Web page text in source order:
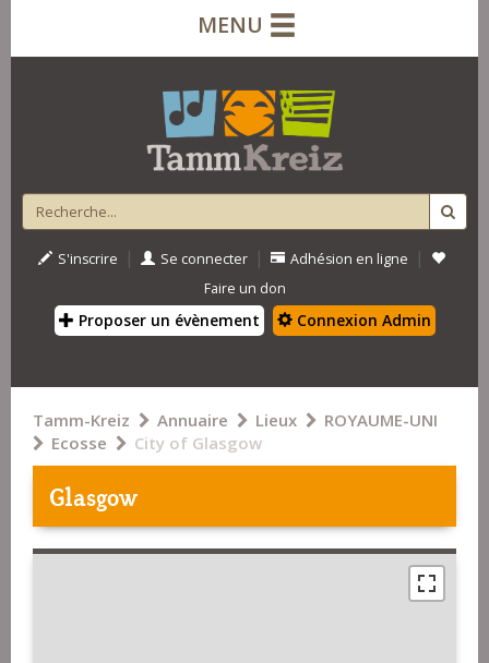
MENU
S'inscrire | Se connecter | Adhésion en ligne |
Faire un don
Proposer un évènement Connexion Admin
Tamm-Kreiz Annuaire Lieux
ROYAUME-UNI
Ecosse
City of Glasgow
Glasgow